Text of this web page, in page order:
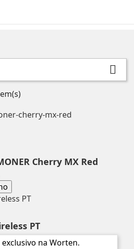

Cherry MX Red
PT
na Worten.